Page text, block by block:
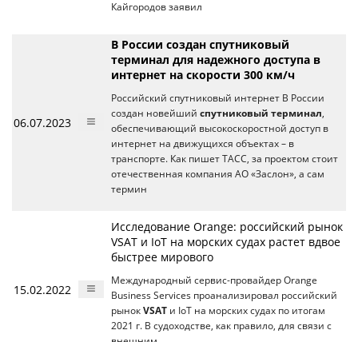
Кайгородов заявил
06.07.2023
В России создан спутниковый
терминал для надежного доступа в
интернет на скорости 300 км/ч
Российский спутниковый интернет В России
создан новейший спутниковый терминал,
обеспечивающий высокоскоростной доступ в
интернет на движущихся объектах – в
транспорте. Как пишет ТАСС, за проектом стоит
отечественная компания АО «Заслон», а сам
термин
15.02.2022
Исследование Orange: российский рынок
VSAT и IoT на морских судах растет вдвое
быстрее мирового
Международный сервис-провайдер Orange
Business Services проанализировал российский
рынок VSAT и IoT на морских судах по итогам
2021 г. В судоходстве, как правило, для связи с